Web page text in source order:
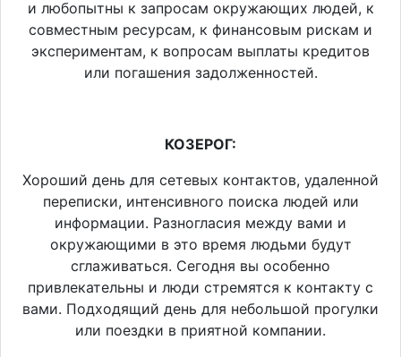
и любопытны к запросам окружающих людей, к
совместным ресурсам, к финансовым рискам и
экспериментам, к вопросам выплаты кредитов
или погашения задолженностей.
КОЗЕРОГ:
Хороший день для сетевых контактов, удаленной
переписки, интенсивного поиска людей или
информации. Разногласия между вами и
окружающими в это время людьми будут
сглаживаться. Сегодня вы особенно
привлекательны и люди стремятся к контакту с
вами. Подходящий день для небольшой прогулки
или поездки в приятной компании.